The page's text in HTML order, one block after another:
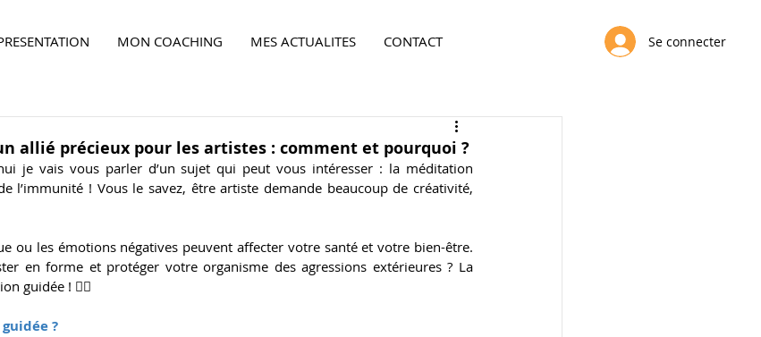
MON COACHING MES ACTUALITES CONTACT Se connecter
allié précieux pour les artistes : comment et pourquoi ?
je vais vous parler d’un sujet qui peut vous intéresser : la méditation
l’immunité ! Vous le savez, être artiste demande beaucoup de créativité,
ou les émotions négatives peuvent affecter votre santé et votre bien-être.
en forme et protéger votre organisme des agressions extérieures ? La
guidée ! 🧘‍♀️
?